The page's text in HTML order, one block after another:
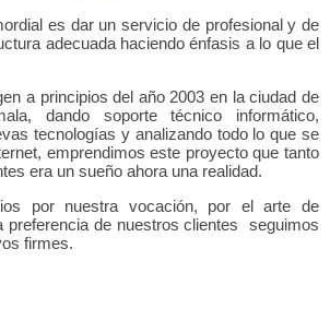
paquetes web
es dar un servicio de profesional y de
adecuada haciendo énfasis a lo que el
a principios del año 2003 en la ciudad de
dando soporte técnico informático,
tecnologías y analizando todo lo que se
emprendimos este proyecto que tanto
era un sueño ahora una realidad.
por nuestra vocación, por el arte de
preferencia de nuestros clientes seguimos
firmes.